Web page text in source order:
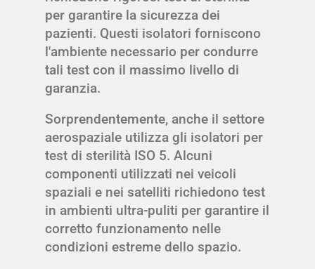
per garantire la sicurezza dei
pazienti. Questi isolatori forniscono
l'ambiente necessario per condurre
tali test con il massimo livello di
garanzia.
Sorprendentemente, anche il settore
aerospaziale utilizza gli isolatori per
test di sterilità ISO 5. Alcuni
componenti utilizzati nei veicoli
spaziali e nei satelliti richiedono test
in ambienti ultra-puliti per garantire il
corretto funzionamento nelle
condizioni estreme dello spazio.